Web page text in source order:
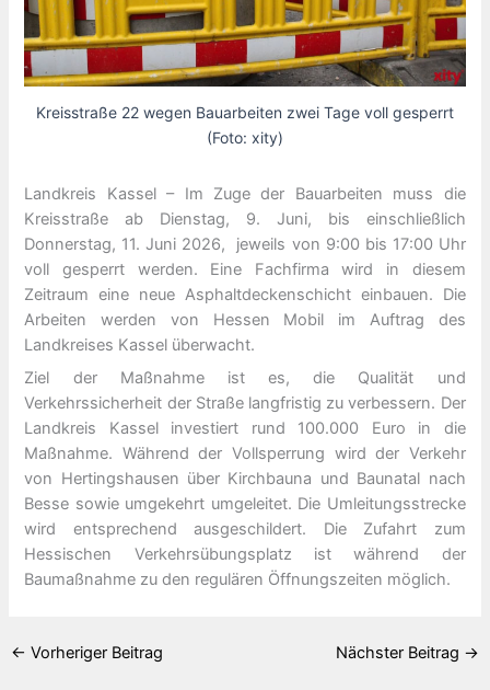
Kreisstraße 22 wegen Bauarbeiten zwei Tage voll gesperrt
(Foto: xity)
Landkreis Kassel – Im Zuge der Bauarbeiten muss die
Kreisstraße ab Dienstag, 9. Juni, bis einschließlich
Donnerstag, 11. Juni 2026, jeweils von 9:00 bis 17:00 Uhr
voll gesperrt werden. Eine Fachfirma wird in diesem
Zeitraum eine neue Asphaltdeckenschicht einbauen. Die
Arbeiten werden von Hessen Mobil im Auftrag des
Landkreises Kassel überwacht.
Ziel der Maßnahme ist es, die Qualität und
Verkehrssicherheit der Straße langfristig zu verbessern. Der
Landkreis Kassel investiert rund 100.000 Euro in die
Maßnahme. Während der Vollsperrung wird der Verkehr
von Hertingshausen über Kirchbauna und Baunatal nach
Besse sowie umgekehrt umgeleitet. Die Umleitungsstrecke
wird entsprechend ausgeschildert. Die Zufahrt zum
Hessischen Verkehrsübungsplatz ist während der
Baumaßnahme zu den regulären Öffnungszeiten möglich.
← Vorheriger Beitrag Nächster Beitrag →